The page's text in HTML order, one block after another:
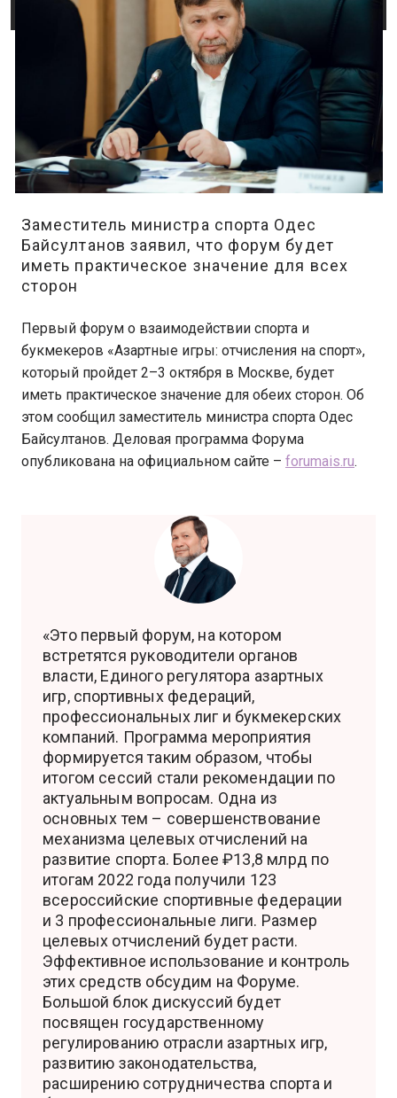
Заместитель министра спорта Одес
Байсултанов заявил, что форум будет
иметь практическое значение для всех
сторон
Первый форум о взаимодействии спорта и
букмекеров «Азартные игры: отчисления на спорт»,
который пройдет 2–3 октября в Москве, будет
иметь практическое значение для обеих сторон. Об
этом сообщил заместитель министра спорта Одес
Байсултанов. Деловая программа Форума
опубликована на официальном сайте – forumais.ru.
«Это первый форум, на котором
встретятся руководители органов
власти, Единого регулятора азартных
игр, спортивных федераций,
профессиональных лиг и букмекерских
компаний. Программа мероприятия
формируется таким образом, чтобы
итогом сессий стали рекомендации по
актуальным вопросам. Одна из
основных тем – совершенствование
механизма целевых отчислений на
развитие спорта. Более ₽13,8 млрд по
итогам 2022 года получили 123
всероссийские спортивные федерации
и 3 профессиональные лиги. Размер
целевых отчислений будет расти.
Эффективное использование и контроль
этих средств обсудим на Форуме.
Большой блок дискуссий будет
посвящен государственному
регулированию отрасли азартных игр,
развитию законодательства,
расширению сотрудничества спорта и